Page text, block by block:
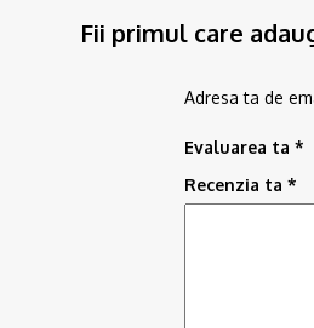
Fii primul care
Adresa ta de
Evaluarea ta *
Recenzia ta *